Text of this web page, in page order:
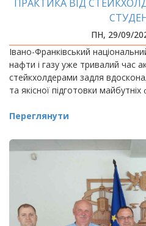
ПРАКТИКА ВІД
ПН, 29/09/
Івано-Франківський
нафти і газу уже тривалий час
стейкхолдерами задля
та якісної підготовки майбутніх
Переглянути